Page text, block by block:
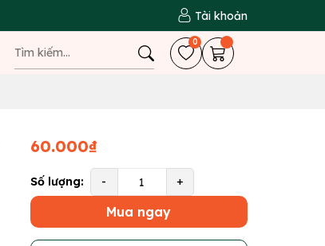
Tài khoản
0
60.000₫
Số lượng: - +
Mua ngay